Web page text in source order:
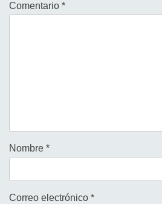
Comentario *
Nombre *
Correo electrónico *